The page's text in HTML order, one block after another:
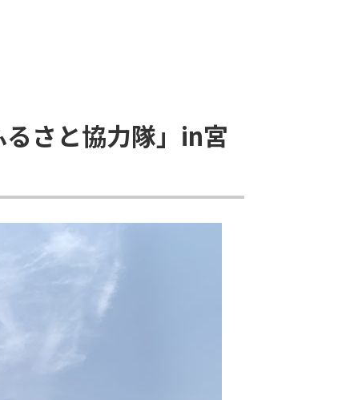
さと協力隊」in宮